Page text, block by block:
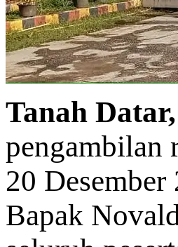
Tanah
pengambilan
20
Bapak